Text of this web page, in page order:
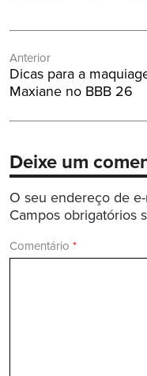
de
Post
Anterior
Post
Anterior:
Dicas para a
Maxiane no BBB 26
Deixe um
O seu endereço de
Campos obrigatórios
Comentário *